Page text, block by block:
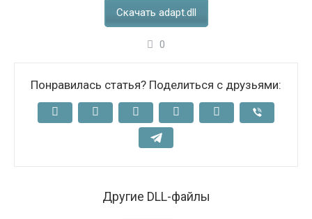
Скачать adapt.dll
0
Понравилась статья? Поделиться с друзьями:
Другие DLL-файлы